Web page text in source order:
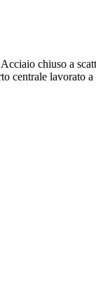
chiuso a
centrale lavorato